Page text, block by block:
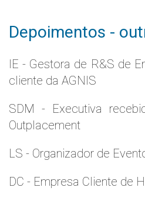
Depoimentos -
IE - Gestora de R&S de
cliente da AGNIS
SDM - Executiva
Outplacement
LS - Organizador de
DC - Empresa Cliente de